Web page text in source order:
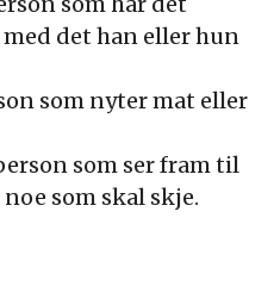
det han eller hun
som nyter mat eller
som ser fram til
som skal skje.